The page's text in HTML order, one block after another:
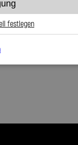
festlegen